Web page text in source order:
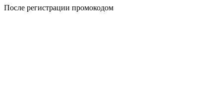
После регистрации промокодом